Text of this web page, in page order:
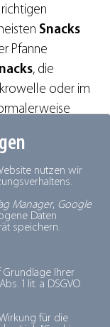
nutzen wir
Manager, Google
Daten
speichern.
Grundlage Ihrer
1 lit. a DSGVO
für die
Snacks
Pfanne
, die
oder im
Snacks
sofort